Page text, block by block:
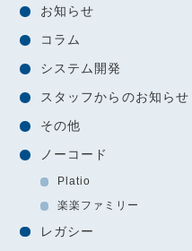
お知らせ
コラム
システム開発
スタッフからのお知らせ
その他
ノーコード
Platio
楽楽ファミリー
レガシー